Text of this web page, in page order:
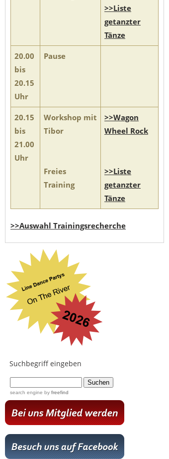
>>Liste
getanzter
Tänze
20.00
bis
20.15
Uhr
Pause
20.15
bis
21.00
Uhr
Workshop mit
Tibor
Freies
Training
>>Wagon
Wheel Rock
>>Liste
getanzter
Tänze
>>Auswahl Trainingsrecherche
Suchbegriff eingeben
search engine by freefind